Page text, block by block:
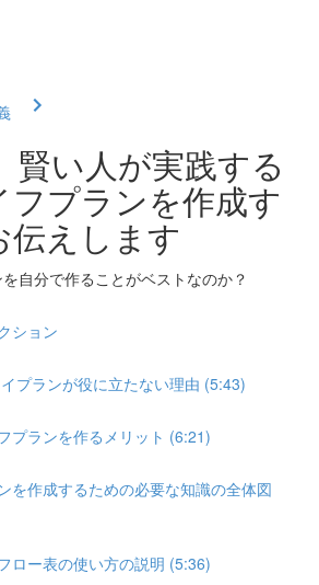
賢い人が実践する
フプランを作成す
伝えします
自分で作ることがベストなのか？
ション
プランが役に立たない理由 (5:43)
プランを作るメリット (6:21)
を作成するための必要な知識の全体図
ロー表の使い方の説明 (5:36)